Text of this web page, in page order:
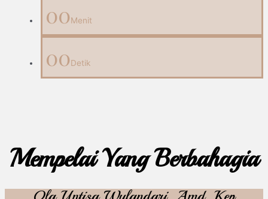
00Menit
00Detik
Mempelai Yang Berbahagia